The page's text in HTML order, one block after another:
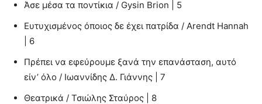
Άσε μέσα τα ποντίκια / Gysin Brion | 5
Ευτυχισμένος όποιος δε έχει πατρίδα / Arendt Hannah
| 6
Πρέπει να εφεύρουμε ξανά την επανάσταση, αυτό
είν’ όλο / Ιωαννίδης Δ. Γιάννης | 7
Θεατρικά / Τσιώλης Σταύρος | 8